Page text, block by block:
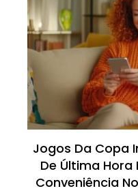
Jogos Da Copa
De Última Hora
Conveniência